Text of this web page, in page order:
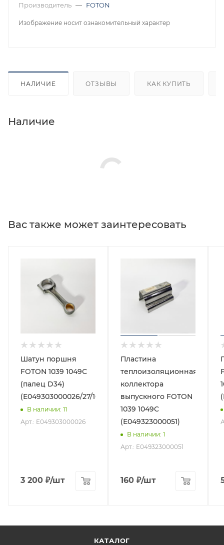
Производитель — FOTON
Изображение носит ознакомительный характер
НАЛИЧИЕ ОТЗЫВЫ КАК КУПИТЬ
Наличие
Вас также может заинтересовать
Шатун поршня
FOTON 1039 1049С
(палец D34)
(E049303000026/27/10)
В наличии: 11
Арт.: E049303000026
3 200 ₽/шт
Пластина
теплоизоляционная
коллектора
выпускного FOTON
1039 1049C
(E049323000051)
В наличии: 1
Арт.: E049323000051
160 ₽/шт
КАТАЛОГ